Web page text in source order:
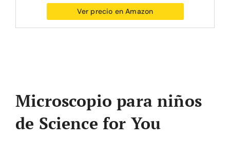
Ver precio en Amazon
Microscopio para niños
de Science for You